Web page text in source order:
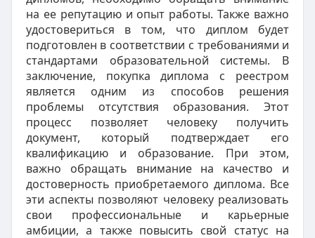
на ее репутацию и опыт работы. Также важно
удостовериться в том, что диплом будет
подготовлен в соответствии с требованиями и
стандартами образовательной системы. В
заключение, покупка диплома с реестром
является одним из способов решения
проблемы отсутствия образования. Этот
процесс позволяет человеку получить
документ, который подтверждает его
квалификацию и образование. При этом,
важно обращать внимание на качество и
достоверность приобретаемого диплома. Все
эти аспекты позволяют человеку реализовать
свои профессиональные и карьерные
амбиции, а также повысить свой статус на